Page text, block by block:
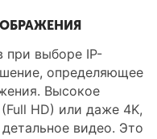
при выборе IP-
определяющее
Высокое
HD) или даже 4K,
видео. Это